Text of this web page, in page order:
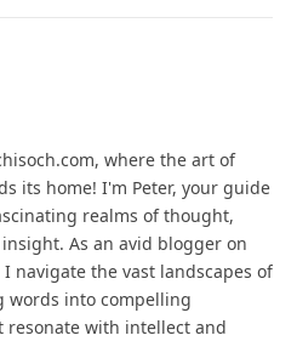
where the art of
its home! I'm Peter, your guide
realms of thought,
As an avid blogger on
I navigate the vast landscapes of
words into compelling
resonate with intellect and